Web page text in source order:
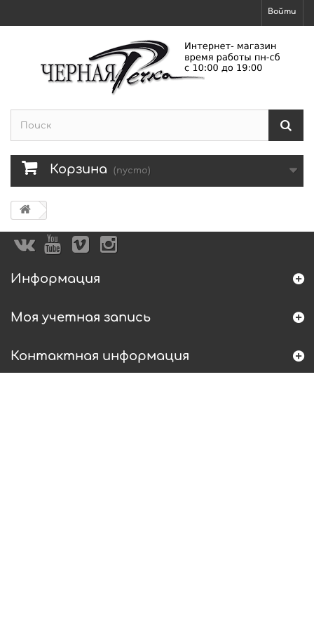
Войти
Корзина (пусто)
Информация
Моя учетная запись
Контактная информация